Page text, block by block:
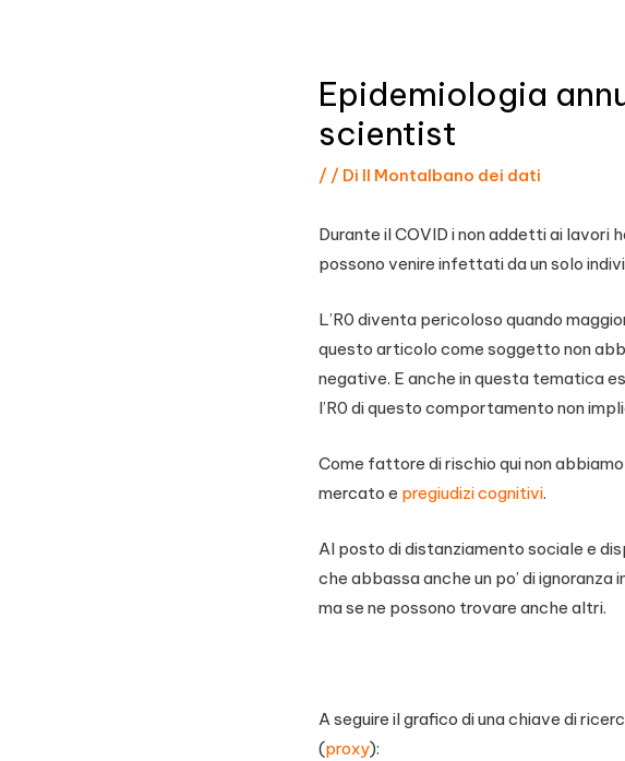
Epidemiologia
scientist
/ / Di Il Montalbano dei dati
Durante il COVID i non addetti ai lavori
possono venire infettati da un solo
L’R0 diventa pericoloso quando
questo articolo come soggetto non
negative. E anche in questa tematica
l’R0 di questo comportamento non
Come fattore di rischio qui non
mercato e pregiudizi cognitivi.
Al posto di distanziamento sociale e
che abbassa anche un po’ di
ma se ne possono trovare anche altri.
A seguire il grafico di una chiave di
(proxy):